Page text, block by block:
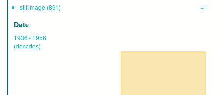
stillimage (891) +-
Date
1936 - 1956
(decades)